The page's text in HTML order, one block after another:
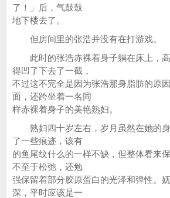
了！」后，气鼓鼓
地下楼去了。
但房间里的张浩并没有在打游戏。
此时的张浩赤裸着身子躺在床上，高
得凹了下去了一截，
不过这不完全是因为张浩那身脂肪的原
面，还跨坐着一名同
样赤裸着身子的美艳熟妇。
熟妇四十岁左右，岁月虽然在她的身
了一些痕迹，该有
的鱼尾纹什么的一样不缺，但整体看来
不至于松弛，还勉
强保留着部分胶原蛋白的光泽和弹性。
深，平时应该是一